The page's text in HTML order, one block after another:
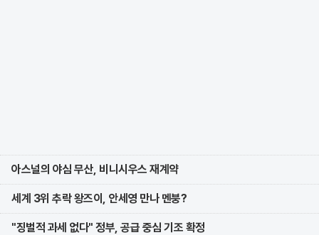
아스널의 야심 무산, 비니시우스 재계약
세계 3위 추락 왕즈이, 안세영 만나 멘붕?
"징벌적 과세 없다" 정부, 공급 중심 기조 확정